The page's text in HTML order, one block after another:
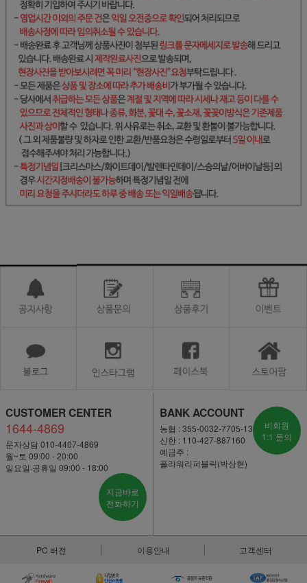
CUSTOMER CENTER
1644-4869
문자상담 010-4407-4869
월~토 09:00 - 20:00
일요일·공휴일 09:00 - 18:00
지금바로
전화하기
BANK ACCOUNT
농협 : 355-0032-7705-13
신한 : 110-427-887160
예금주 :
플라워리퍼블릭(박상현)
비회원
1:1 문의
PC 버전 이용안내 고객센터